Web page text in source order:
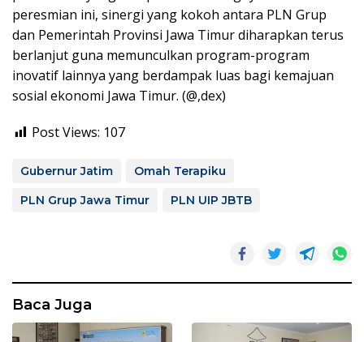
peresmian ini, sinergi yang kokoh antara PLN Grup
dan Pemerintah Provinsi Jawa Timur diharapkan terus
berlanjut guna memunculkan program-program
inovatif lainnya yang berdampak luas bagi kemajuan
sosial ekonomi Jawa Timur. (@,dex)
Post Views: 107
Gubernur Jatim
Omah Terapiku
PLN Grup Jawa Timur
PLN UIP JBTB
Baca Juga